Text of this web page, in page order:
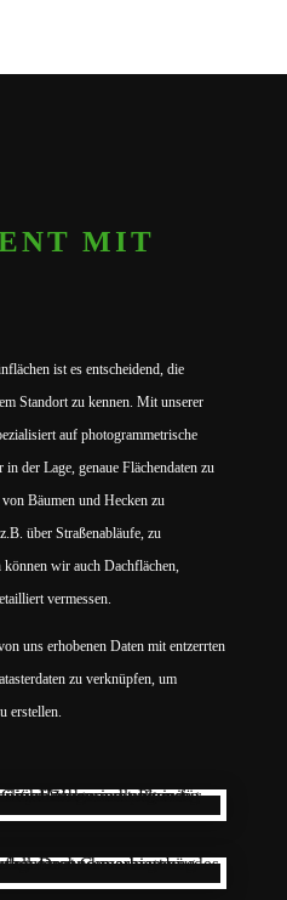
MIT
ist es entscheidend, die
Standort zu kennen. Mit unserer
auf photogrammetrische
der Lage, genaue Flächendaten zu
Bäumen und Hecken zu
über Straßenabläufe, zu
wir auch Dachflächen,
vermessen.
uns erhobenen Daten mit entzerrten
zu verknüpfen, um
erstellen.